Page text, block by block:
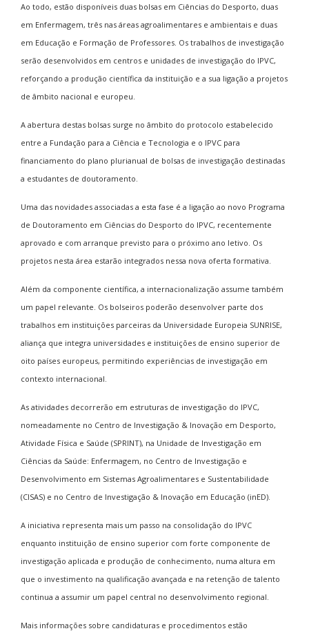
Ao todo, estão disponíveis duas bolsas em Ciências do Desporto, duas
em Enfermagem, três nas áreas agroalimentares e ambientais e duas
em Educação e Formação de Professores. Os trabalhos de investigação
serão desenvolvidos em centros e unidades de investigação do IPVC,
reforçando a produção científica da instituição e a sua ligação a projetos
de âmbito nacional e europeu.
A abertura destas bolsas surge no âmbito do protocolo estabelecido
entre a Fundação para a Ciência e Tecnologia e o IPVC para
financiamento do plano plurianual de bolsas de investigação destinadas
a estudantes de doutoramento.
Uma das novidades associadas a esta fase é a ligação ao novo Programa
de Doutoramento em Ciências do Desporto do IPVC, recentemente
aprovado e com arranque previsto para o próximo ano letivo. Os
projetos nesta área estarão integrados nessa nova oferta formativa.
Além da componente científica, a internacionalização assume também
um papel relevante. Os bolseiros poderão desenvolver parte dos
trabalhos em instituições parceiras da Universidade Europeia SUNRISE,
aliança que integra universidades e instituições de ensino superior de
oito países europeus, permitindo experiências de investigação em
contexto internacional.
As atividades decorrerão em estruturas de investigação do IPVC,
nomeadamente no Centro de Investigação & Inovação em Desporto,
Atividade Física e Saúde (SPRINT), na Unidade de Investigação em
Ciências da Saúde: Enfermagem, no Centro de Investigação e
Desenvolvimento em Sistemas Agroalimentares e Sustentabilidade
(CISAS) e no Centro de Investigação & Inovação em Educação (inED).
A iniciativa representa mais um passo na consolidação do IPVC
enquanto instituição de ensino superior com forte componente de
investigação aplicada e produção de conhecimento, numa altura em
que o investimento na qualificação avançada e na retenção de talento
continua a assumir um papel central no desenvolvimento regional.
Mais informações sobre candidaturas e procedimentos estão